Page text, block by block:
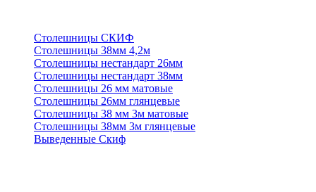
Столешницы СКИФ
Столешницы 38мм 4,2м
Столешницы нестандарт 26мм
Столешницы нестандарт 38мм
Столешницы 26 мм матовые
Столешницы 26мм глянцевые
Столешницы 38 мм 3м матовые
Столешницы 38мм 3м глянцевые
Выведенные Скиф